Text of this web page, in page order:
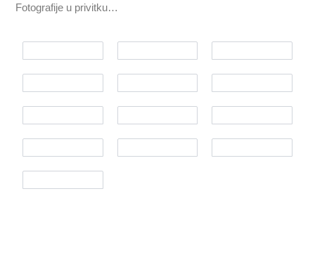
Fotografije u privitku…